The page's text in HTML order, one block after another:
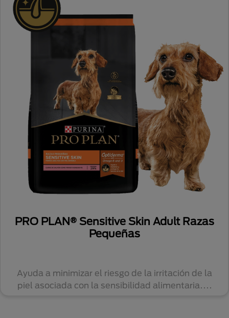
PRO PLAN® Sensitive Skin Adult Razas
Pequeñas
Ayuda a minimizar el riesgo de la irritación de la
piel asociada con la sensibilidad alimentaria....